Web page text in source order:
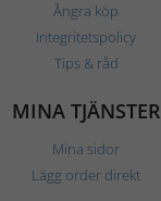
Ångra köp
Integritetspolicy
Tips & råd
MINA TJÄNSTER
Mina sidor
Lägg order direkt